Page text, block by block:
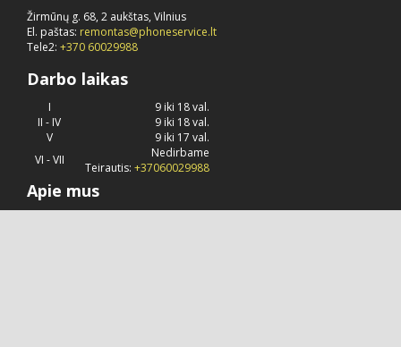
Žirmūnų g. 68, 2 aukštas, Vilnius
El. paštas: remontas@phoneservice.lt
Tele2: +370 60029988
Darbo laikas
I
9 iki 18 val.
II - IV
9 iki 18 val.
V
9 iki 17 val.
VI - VII
Nedirbame
Teirautis: +37060029988
Apie mus